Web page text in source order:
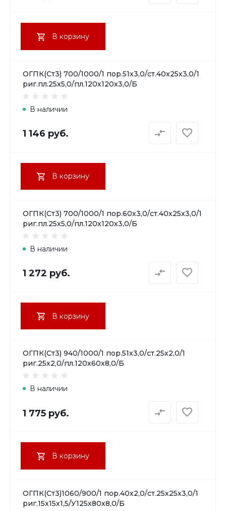
В корзину
ОГПК(Ст3) 700/1000/1 пор.51х3,0/ст.40х25х3,0/1
риг.пл.25х5,0/пл.120х120х3,0/Б
В наличии
1 146 руб.
В корзину
ОГПК(Ст3) 700/1000/1 пор.60х3,0/ст.40х25х3,0/1
риг.пл.25х5,0/пл.120х120х3,0/Б
В наличии
1 272 руб.
В корзину
ОГПК(Ст3) 940/1000/1 пор.51х3,0/ст.25х2,0/1
риг.25х2,0/пл.120х60х8,0/Б
В наличии
1 775 руб.
В корзину
ОГПК(Ст3)1060/900/1 пор.40х2,0/ст.25х25х3,0/1
риг.15х15х1,5/У125х80х8,0/Б